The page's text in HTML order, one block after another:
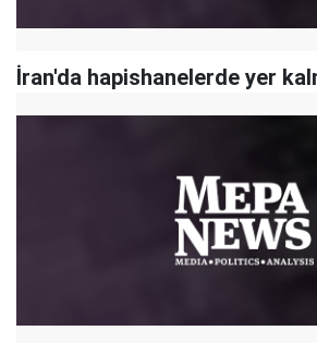
İran'da hapishanelerde yer